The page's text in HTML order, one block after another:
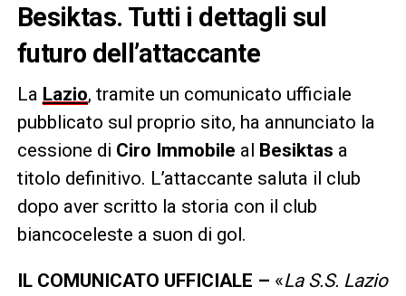
Besiktas. Tutti i dettagli sul
futuro dell’attaccante
La Lazio, tramite un comunicato ufficiale
pubblicato sul proprio sito, ha annunciato la
cessione di Ciro Immobile al Besiktas a
titolo definitivo. L’attaccante saluta il club
dopo aver scritto la storia con il club
biancoceleste a suon di gol.
IL COMUNICATO UFFICIALE – «La S.S. Lazio